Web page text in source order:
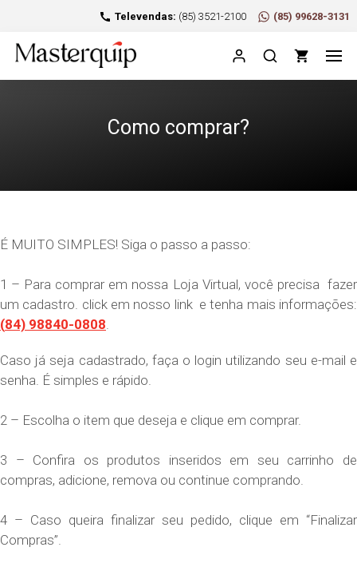
Televendas: (85) 3521-2100 (85) 99628-3131
Como comprar?
É MUITO SIMPLES! Siga o passo a passo:
1 – Para comprar em nossa Loja Virtual, você precisa fazer
um cadastro. click em nosso link e tenha mais informações:
(84) 98840-0808.
Caso já seja cadastrado, faça o login utilizando seu e-mail e
senha. É simples e rápido.
2 – Escolha o item que deseja e clique em comprar.
3 – Confira os produtos inseridos em seu carrinho de
compras, adicione, remova ou continue comprando.
4 – Caso queira finalizar seu pedido, clique em “Finalizar
Compras”.